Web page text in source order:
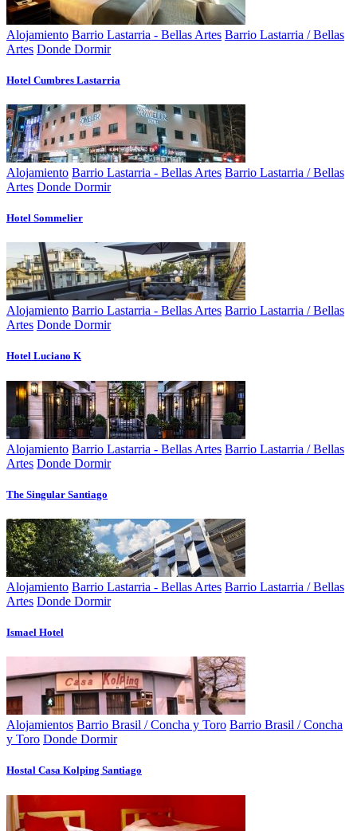
Alojamiento Barrio Lastarria - Bellas Artes Barrio Lastarria / Bellas
Artes Donde Dormir
Hotel Cumbres Lastarria
Alojamiento Barrio Lastarria - Bellas Artes Barrio Lastarria / Bellas
Artes Donde Dormir
Hotel Sommelier
Alojamiento Barrio Lastarria - Bellas Artes Barrio Lastarria / Bellas
Artes Donde Dormir
Hotel Luciano K
Alojamiento Barrio Lastarria - Bellas Artes Barrio Lastarria / Bellas
Artes Donde Dormir
The Singular Santiago
Alojamiento Barrio Lastarria - Bellas Artes Barrio Lastarria / Bellas
Artes Donde Dormir
Ismael Hotel
Alojamientos Barrio Brasil / Concha y Toro Barrio Brasil / Concha
y Toro Donde Dormir
Hostal Casa Kolping Santiago